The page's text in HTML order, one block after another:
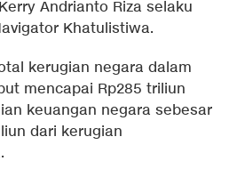
Andrianto Riza selaku
Khatulistiwa.
kerugian negara dalam
mencapai Rp285 triliun
keuangan negara sebesar
dari kerugian